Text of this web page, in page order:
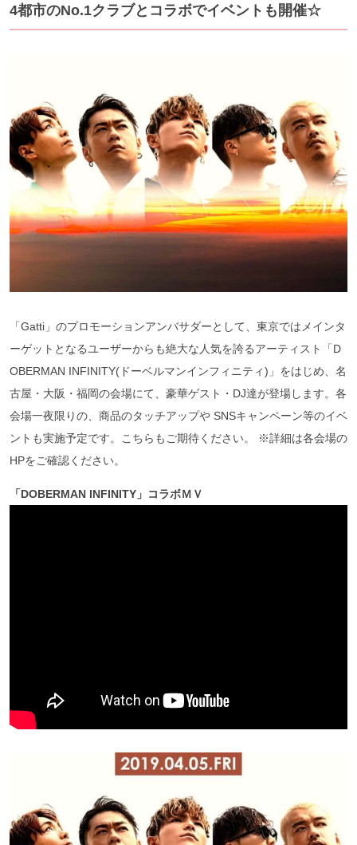
4都市のNo.1クラブとコラボでイベントも開催☆
「Gatti」のプロモーションアンバサダーとして、東京ではメインタ
ーゲットとなるユーザーからも絶大な人気を誇るアーティスト「D
OBERMAN INFINITY(ドーベルマンインフィニティ)」をはじめ、名
古屋・大阪・福岡の会場にて、豪華ゲスト・DJ達が登場します。各
会場一夜限りの、商品のタッチアップや SNSキャンペーン等のイベ
ントも実施予定です。こちらもご期待ください。 ※詳細は各会場の
HPをご確認ください。
「DOBERMAN INFINITY」コラボＭＶ